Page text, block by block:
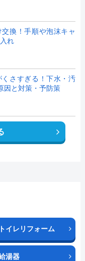
換！手順や泡沫キャ
れ
さすぎる！下水・汚
因と対策・予防策
トイレリフォーム
湯器